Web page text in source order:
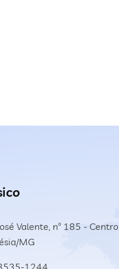
Valente, nº 185 - Centro
MG
1244